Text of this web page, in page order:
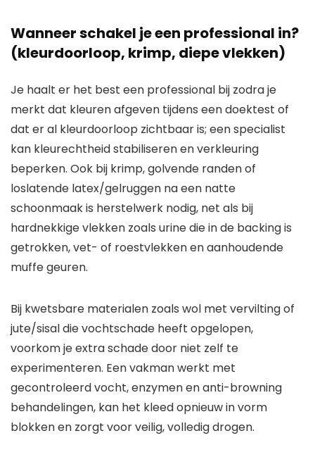
Wanneer schakel je een professional in?
(kleurdoorloop, krimp, diepe vlekken)
Je haalt er het best een professional bij zodra je
merkt dat kleuren afgeven tijdens een doektest of
dat er al kleurdoorloop zichtbaar is; een specialist
kan kleurechtheid stabiliseren en verkleuring
beperken. Ook bij krimp, golvende randen of
loslatende latex/gelruggen na een natte
schoonmaak is herstelwerk nodig, net als bij
hardnekkige vlekken zoals urine die in de backing is
getrokken, vet- of roestvlekken en aanhoudende
muffe geuren.
Bij kwetsbare materialen zoals wol met vervilting of
jute/sisal die vochtschade heeft opgelopen,
voorkom je extra schade door niet zelf te
experimenteren. Een vakman werkt met
gecontroleerd vocht, enzymen en anti-browning
behandelingen, kan het kleed opnieuw in vorm
blokken en zorgt voor veilig, volledig drogen.